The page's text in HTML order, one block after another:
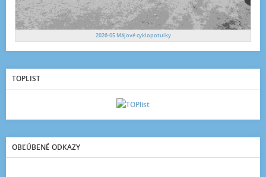
2026-05 Májové cyklopotulky
TOPLIST
OBĽÚBENÉ ODKAZY